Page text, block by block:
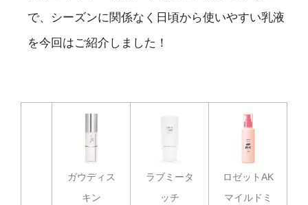
で、シーズンに関係なく日頃から使いやすい乳液
を今回はご紹介しました！
ガウディス
キン
ラブミータ
ッチ
ロゼットAK
マイルドミ